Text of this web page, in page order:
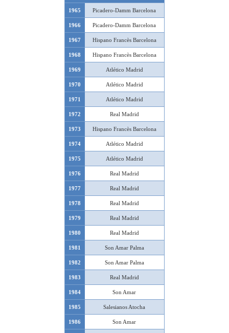
1965 Picadero-Damm Barcelona
1966 Picadero-Damm Barcelona
1967 Hispano Francès Barcelona
1968 Hispano Francès Barcelona
1969 Atlético Madrid
1970 Atlético Madrid
1971 Atlético Madrid
1972 Real Madrid
1973 Hispano Francès Barcelona
1974 Atlético Madrid
1975 Atlético Madrid
1976 Real Madrid
1977 Real Madrid
1978 Real Madrid
1979 Real Madrid
1980 Real Madrid
1981 Son Amar Palma
1982 Son Amar Palma
1983 Real Madrid
1984 Son Amar
1985 Salesianos Atocha
1986 Son Amar